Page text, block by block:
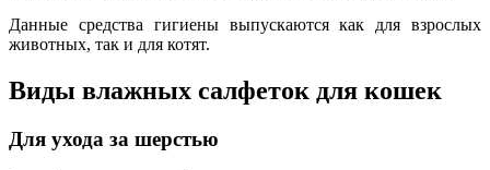
Данные средства гигиены выпускаются как для взрослых
животных, так и для котят.
Виды влажных салфеток для кошек
Для ухода за шерстью